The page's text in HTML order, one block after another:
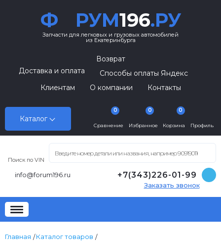
Ф РУМ196.РУ
Запчасти для легковых и грузовых автомобилей
из Екатеринбурга
Каталог
Возврат
Доставка и оплата
Способы оплаты Яндекс
Клиентам
О компании Контакты
Сравнение
0
Избранное
0
Корзина
0
Профиль
Поиск по VIN
info@forum196.ru +7(343)226-01-99
Заказать звонок
Главная
Каталог товаров